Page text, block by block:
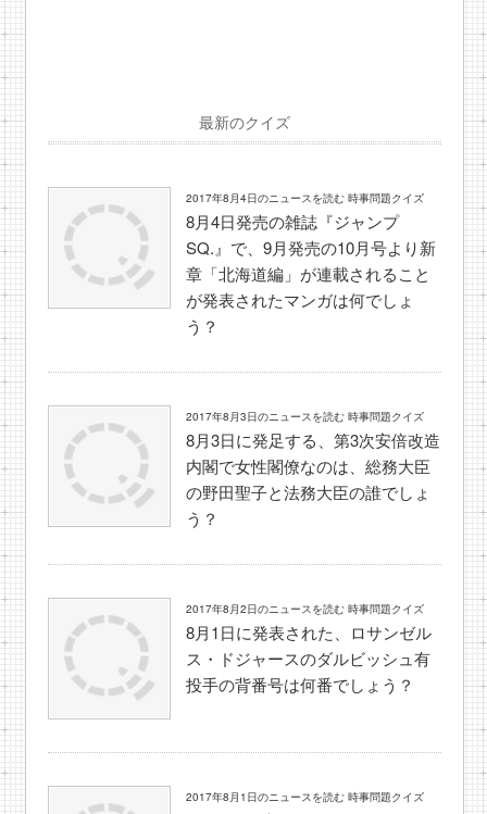
最新のクイズ
2017年8月4日のニュースを読む 時事問題クイズ
8月4日発売の雑誌『ジャンプ
SQ.』で、9月発売の10月号より新
章「北海道編」が連載されること
が発表されたマンガは何でしょ
う？
2017年8月3日のニュースを読む 時事問題クイズ
8月3日に発足する、第3次安倍改造
内閣で女性閣僚なのは、総務大臣
の野田聖子と法務大臣の誰でしょ
う？
2017年8月2日のニュースを読む 時事問題クイズ
8月1日に発表された、ロサンゼル
ス・ドジャースのダルビッシュ有
投手の背番号は何番でしょう？
2017年8月1日のニュースを読む 時事問題クイズ